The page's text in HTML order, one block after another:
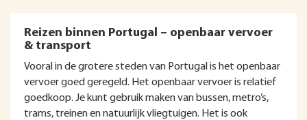
Reizen binnen Portugal – openbaar vervoer
& transport
Vooral in de grotere steden van Portugal is het openbaar
vervoer goed geregeld. Het openbaar vervoer is relatief
goedkoop. Je kunt gebruik maken van bussen, metro’s,
trams, treinen en natuurlijk vliegtuigen. Het is ook